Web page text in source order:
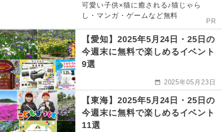
可愛い子供×猫に癒される♪猫じゃら
し・マンガ・ゲームなど無料
PR
【愛知】2025年5月24日・25日の
今週末に無料で楽しめるイベント
9選
2025年05月23日
【東海】2025年5月24日・25日の
今週末に無料で楽しめるイベント
11選